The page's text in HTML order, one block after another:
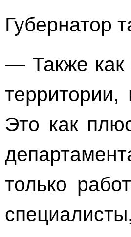
Губернатор
— Также как
Это как
только